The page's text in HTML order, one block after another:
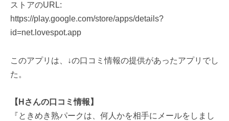
ストアのURL:
https://play.google.com/store/apps/details?
id=net.lovespot.app
このアプリは、↓の口コミ情報の提供があったアプリでし
た。
【Hさんの口コミ情報】
『ときめき熟パークは、何人かを相手にメールをしまし